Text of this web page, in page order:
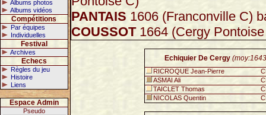
Albums photos
Albums vidéos
Compétitions
Par équipes
Individuelles
Festival
Archives
Echecs
Règles du jeu
Histoire
Liens
Espace Admin
Pseudo
PANTAIS 1606 (Franconville C)
COUSSOT1664 (Cergy
Echiquier De Cergy
RICROQUE Jean-Pierre
ASMAI Ali
TAICLET Thomas
NICOLAS Quentin